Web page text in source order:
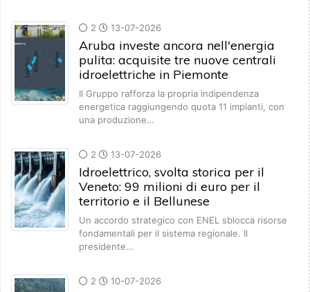
2 13-07-2026
Aruba investe ancora nell'energia
pulita: acquisite tre nuove centrali
idroelettriche in Piemonte
Il Gruppo rafforza la propria indipendenza
energetica raggiungendo quota 11 impianti, con
una produzione…
2 13-07-2026
Idroelettrico, svolta storica per il
Veneto: 99 milioni di euro per il
territorio e il Bellunese
Un accordo strategico con ENEL sblocca risorse
fondamentali per il sistema regionale. Il
presidente…
2 10-07-2026